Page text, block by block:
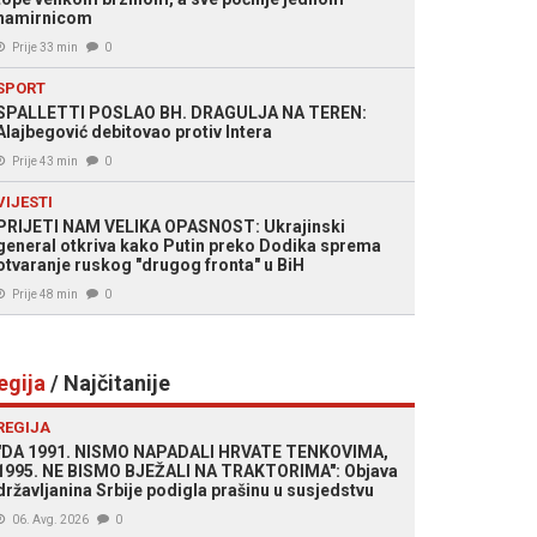
Prije 33 min 0
POSLAO BH. DRAGULJA NA TEREN:
debitovao protiv Intera
Prije 43 min 0
NAM VELIKA OPASNOST: Ukrajinski
otkriva kako Putin preko Dodika sprema
ruskog "drugog fronta" u BiH
Prije 48 min 0
/ Najčitanije
1991. NISMO NAPADALI HRVATE TENKOVIMA,
NE BISMO BJEŽALI NA TRAKTORIMA": Objava
Srbije podigla prašinu u susjedstvu
06. Avg. 2026 0